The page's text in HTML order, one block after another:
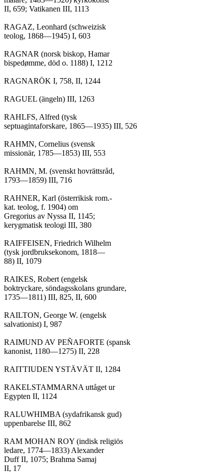
II, 659; Vatikanen III, 1113
RAGAZ, Leonhard (schweizisk
teolog, 1868—1945) I, 603
RAGNAR (norsk biskop, Hamar
bispedømme, död o. 1188) I, 1212
RAGNARÖK I, 758, II, 1244
RAGUEL (ängeln) III, 1263
RAHLFS, Alfred (tysk
septuagintaforskare, 1865—1935) III, 526
RAHMN, Cornelius (svensk
missionär, 1785—1853) III, 553
RAHMN, M. (svenskt hovrättsråd,
1793—1859) III, 716
RAHNER, Karl (österrikisk rom.-
kat. teolog, f. 1904) om
Gregorius av Nyssa II, 1145;
kerygmatisk teologi III, 380
RAIFFEISEN, Friedrich Wilhelm
(tysk jordbruksekonom, 1818—
88) II, 1079
RAIKES, Robert (engelsk
boktryckare, söndagsskolans grundare,
1735—1811) III, 825, II, 600
RAILTON, George W. (engelsk
salvationist) I, 987
RAIMUND AV PEÑAFORTE (spansk
kanonist, 1180—1275) II, 228
RAITTIUDEN YSTÄVÄT II, 1284
RAKELSTAMMARNA uttåget ur
Egypten II, 1124
RALUWHIMBA (sydafrikansk gud)
uppenbarelse III, 862
RAM MOHAN ROY (indisk religiös
ledare, 1774—1833) Alexander
Duff II, 1075; Brahma Samaj
II, 17